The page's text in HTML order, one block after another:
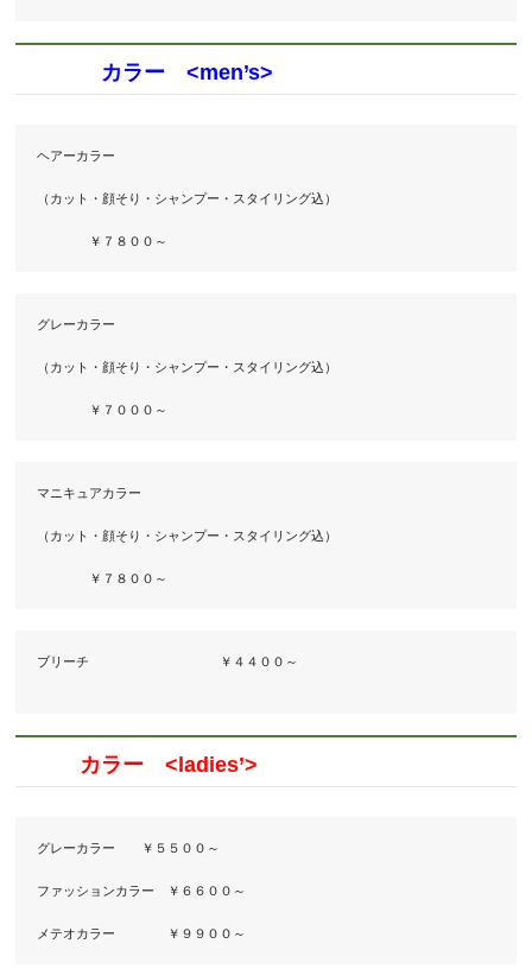
カラー <men’s>
ヘアーカラー
（カット・顔そり・シャンプー・スタイリング込）
￥７８００～
グレーカラー
（カット・顔そり・シャンプー・スタイリング込）
￥７０００～
マニキュアカラー
（カット・顔そり・シャンプー・スタイリング込）
￥７８００～
ブリーチ　　　　　　　　　　￥４４００～
カラー <ladies’>
グレーカラー　　￥５５００～
ファッションカラー　￥６６００～
メテオカラー　　　　￥９９００～